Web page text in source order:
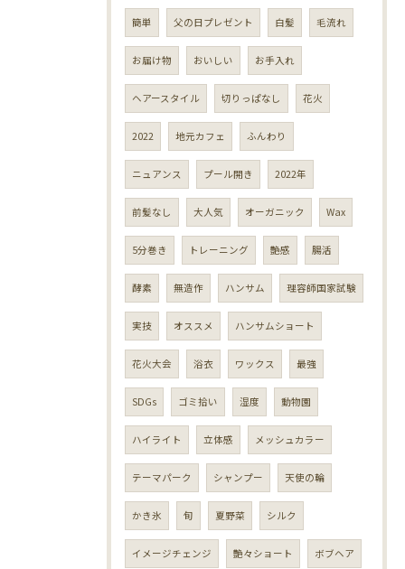
簡単 父の日プレゼント 白髪 毛流れ
お届け物 おいしい お手入れ
ヘアースタイル 切りっぱなし 花火
2022 地元カフェ ふんわり
ニュアンス プール開き 2022年
前髪なし 大人気 オーガニック Wax
5分巻き トレーニング 艶感 腸活
酵素 無造作 ハンサム 理容師国家試験
実技 オススメ ハンサムショート
花火大会 浴衣 ワックス 最強
SDGs ゴミ拾い 湿度 動物園
ハイライト 立体感 メッシュカラー
テーマパーク シャンプー 天使の輪
かき氷 旬 夏野菜 シルク
イメージチェンジ 艶々ショート ボブヘア